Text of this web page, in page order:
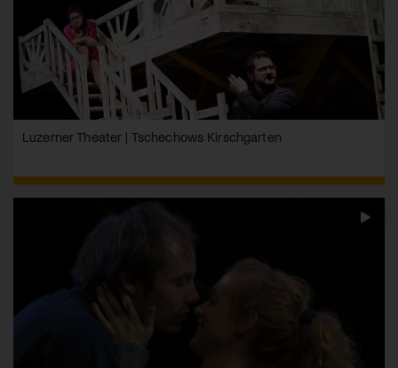
Luzerner Theater | Tschechows Kirschgarten